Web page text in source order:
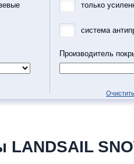
только
система
Производитель